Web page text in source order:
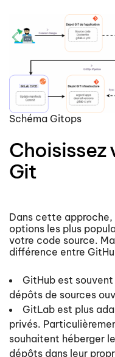
Schéma Gitops
Choisissez
Git
Dans cette
options les plus
votre code source.
différence entre
GitHub est
dépôts de sources
GitLab est plus
privés.
souhaitent héberger
dépôts dans leur